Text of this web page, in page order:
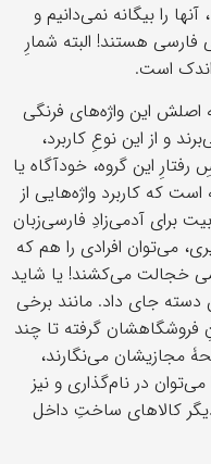
آنها را بیگانه نمی‌دانیم و
فارسی هستند! البته شمارِ
اندک است.
اصلش این واژه‌های فرنگی
و از این نوعِ کاربرد،
این گروه، خودآگاه یا
که کاربرد واژه‌هایی از
برای آدمی‌زادِ فارسی‌زبان
می‌توان افرادی را هم که
خجالت می‌کشند! یا شاید
دسته جای داد. مانند برخی
فروشگاهشان گرفته تا چند
مجازیشان می‌نگارند،
در نام‌گذاری و نیز
کالاهای ساختِ داخل